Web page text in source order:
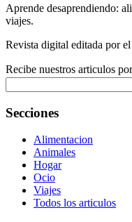
Aprende desaprendiendo:
viajes.
Revista digital editada por el
Recibe nuestros articulos
Secciones
Alimentacion
Animales
Hogar
Ocio
Viajes
Todos los articulos